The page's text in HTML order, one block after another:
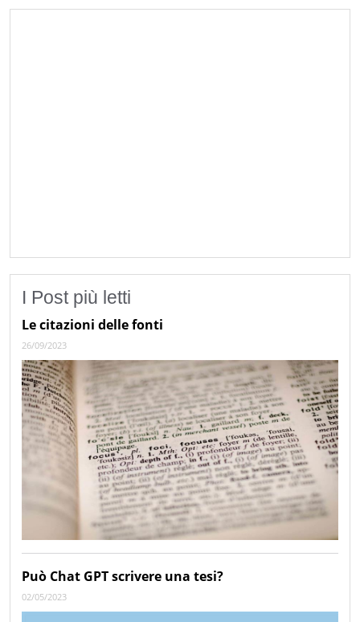
I Post più letti
Le citazioni delle fonti
26/09/2023
Può Chat GPT scrivere una tesi?
02/05/2023